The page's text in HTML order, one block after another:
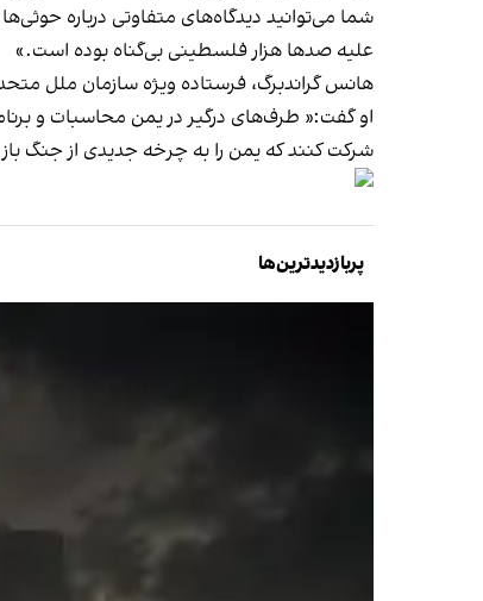
شما می‌توانید دیدگاه‌های متفاوتی درباره
علیه صدها هزار فلسطینی بی‌گناه بوده است.»
هانس گراندبرگ، فرستاده ویژه سازمان ملل
او گفت:« طرف‌های درگیر در یمن محاسبات و
شرکت کنند که یمن را به چرخه جدیدی از جنگ
پربازدیدترین‌ها